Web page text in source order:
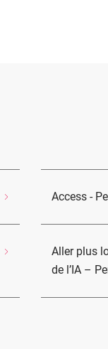
Access -
Aller plus
de l’IA –